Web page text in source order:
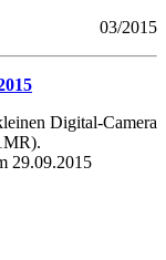
03/2015
Digital-Camera
29.09.2015